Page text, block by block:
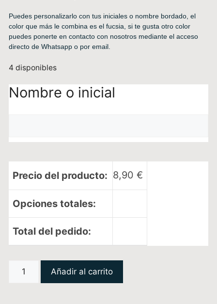
Puedes personalizarlo con tus iniciales o nombre bordado, el
color que más le combina es el fucsia, si te gusta otro color
puedes ponerte en contacto con nosotros mediante el acceso
directo de Whatsapp o por email.
4 disponibles
Nombre o inicial
Precio del producto: 8,90 €
Opciones totales:
Total del pedido:
Añadir al carrito